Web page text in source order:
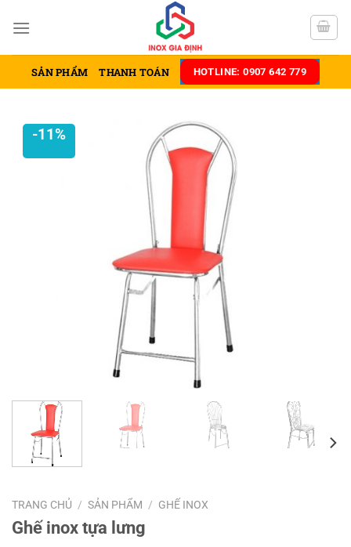
đến
SẢN PHẨM THANH TOÁN HOTLINE: 0907 642 779
-11%
TRANG CHỦ / SẢN PHẨM / GHẾ INOX
Ghế inox tựa lưng